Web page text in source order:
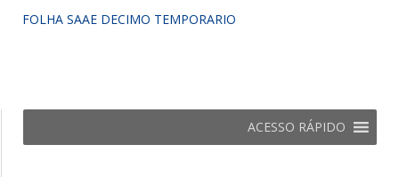
FOLHA SAAE DECIMO TEMPORARIO
ACESSO RÁPIDO